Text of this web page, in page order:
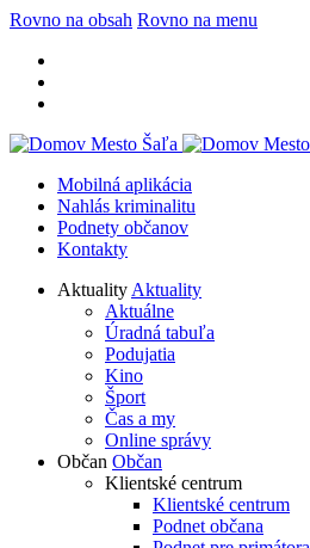
Rovno na obsah Rovno na menu
Mobilná aplikácia
Nahlás kriminalitu
Podnety občanov
Kontakty
Aktuality Aktuality
Aktuálne
Úradná tabuľa
Podujatia
Kino
Šport
Čas a my
Online správy
Občan Občan
Klientské centrum
Klientské centrum
Podnet občana